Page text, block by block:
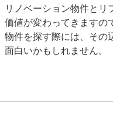
リノベーション物件とリ
価値が変わってきますの
物件を探す際には、その
面白いかもしれません。